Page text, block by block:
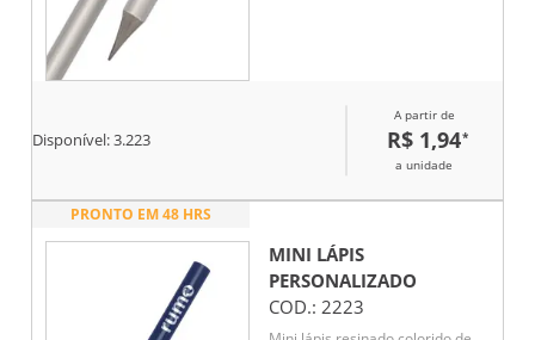
a resistência e tonalidade ideais
para escrita e desenho no dia a
Disponível:3.223
A partir de
R$ 1,94*
a unidade
PRONTO EM 48 HRS
MINI LÁPIS
PERSONALIZADO
COD.: 2223